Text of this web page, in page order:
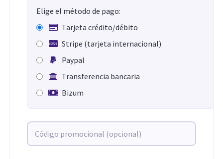
Elige el método de pago:
Tarjeta crédito/débito
Stripe (tarjeta internacional)
Paypal
Transferencia bancaria
Bizum